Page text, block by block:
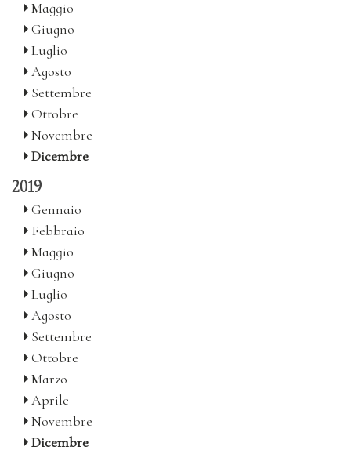
Maggio
Giugno
Luglio
Agosto
Settembre
Ottobre
Novembre
Dicembre
2019
Gennaio
Febbraio
Maggio
Giugno
Luglio
Agosto
Settembre
Ottobre
Marzo
Aprile
Novembre
Dicembre